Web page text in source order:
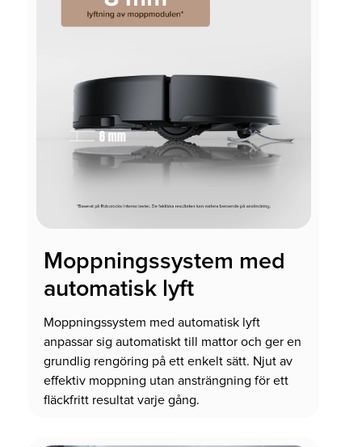
Moppningssystem med
automatisk lyft
Moppningssystem med automatisk lyft
anpassar sig automatiskt till mattor och ger en
grundlig rengöring på ett enkelt sätt. Njut av
effektiv moppning utan ansträngning för ett
fläckfritt resultat varje gång.